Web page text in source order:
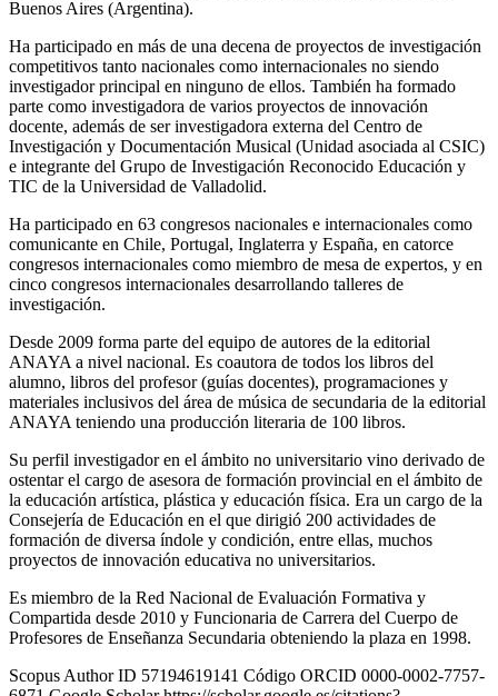
Buenos Aires (Argentina).
Ha participado en más de una decena de proyectos de investigación
competitivos tanto nacionales como internacionales no siendo
investigador principal en ninguno de ellos. También ha formado
parte como investigadora de varios proyectos de innovación
docente, además de ser investigadora externa del Centro de
Investigación y Documentación Musical (Unidad asociada al CSIC)
e integrante del Grupo de Investigación Reconocido Educación y
TIC de la Universidad de Valladolid.
Ha participado en 63 congresos nacionales e internacionales como
comunicante en Chile, Portugal, Inglaterra y España, en catorce
congresos internacionales como miembro de mesa de expertos, y en
cinco congresos internacionales desarrollando talleres de
investigación.
Desde 2009 forma parte del equipo de autores de la editorial
ANAYA a nivel nacional. Es coautora de todos los libros del
alumno, libros del profesor (guías docentes), programaciones y
materiales inclusivos del área de música de secundaria de la editorial
ANAYA teniendo una producción literaria de 100 libros.
Su perfil investigador en el ámbito no universitario vino derivado de
ostentar el cargo de asesora de formación provincial en el ámbito de
la educación artística, plástica y educación física. Era un cargo de la
Consejería de Educación en el que dirigió 200 actividades de
formación de diversa índole y condición, entre ellas, muchos
proyectos de innovación educativa no universitarios.
Es miembro de la Red Nacional de Evaluación Formativa y
Compartida desde 2010 y Funcionaria de Carrera del Cuerpo de
Profesores de Enseñanza Secundaria obteniendo la plaza en 1998.
Scopus Author ID 57194619141 Código ORCID 0000-0002-7757-